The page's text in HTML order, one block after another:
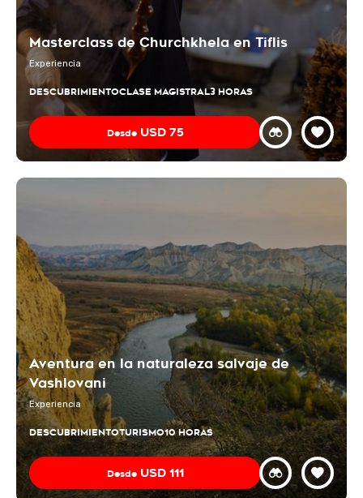
Masterclass de Churchkhela en Tiflis
Experiencia
DESCUBRIMIENTOCLASE MAGISTRAL3 HORAS
Desde USD 75
Aventura en la naturaleza salvaje de
Vashlovani
Experiencia
DESCUBRIMIENTOTURISMO10 HORAS
Desde USD 111